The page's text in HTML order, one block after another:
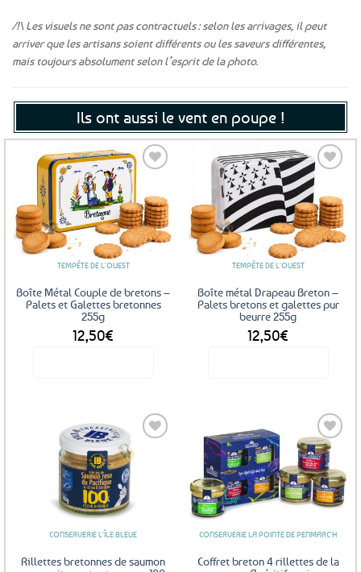
/!\ Les visuels ne sont pas contractuels : selon les arrivages, il peut
arriver que les artisans soient différents ou les saveurs différentes,
mais toujours absolument selon l’esprit de la photo.
Ils ont aussi le vent en poupe !
Ajouter
aux
favoris
TEMPÊTE DE L'OUEST
Boîte Métal Couple de bretons –
Palets et Galettes bretonnes
255g
12,50€
Ajouter
aux
favoris
TEMPÊTE DE L'OUEST
Boîte métal Drapeau Breton –
Palets bretons et galettes pur
beurre 255g
12,50€
CONSERVERIE L'ÎLE BLEUE
Rillettes bretonnes de saumon
Ajouter
aux
favoris
CONSERVERIE LA POINTE DE PENMARC'H
Coffret breton 4 rillettes de la